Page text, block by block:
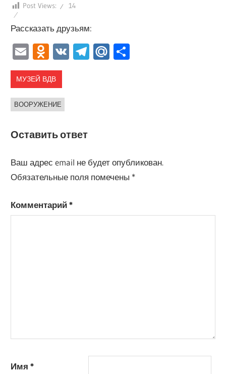
Post Views: 14
Рассказать друзьям:
EmailOdnoklassniki
VK Telegram
Mail.Ru
МУЗЕЙ ВДВ
ВООРУЖЕНИЕ
Оставить ответ
Ваш адрес email не будет опубликован.
Обязательные поля помечены *
Комментарий*
Имя*